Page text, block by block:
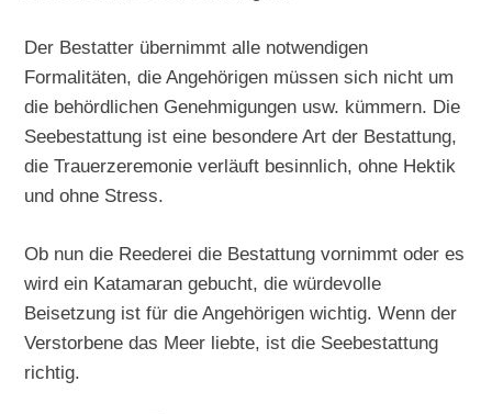
Der Bestatter übernimmt alle notwendigen
Formalitäten, die Angehörigen müssen sich nicht um
die behördlichen Genehmigungen usw. kümmern. Die
Seebestattung ist eine besondere Art der Bestattung,
die Trauerzeremonie verläuft besinnlich, ohne Hektik
und ohne Stress.
Ob nun die Reederei die Bestattung vornimmt oder es
wird ein Katamaran gebucht, die würdevolle
Beisetzung ist für die Angehörigen wichtig. Wenn der
Verstorbene das Meer liebte, ist die Seebestattung
richtig.